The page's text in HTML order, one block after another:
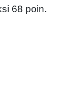
68 poin.